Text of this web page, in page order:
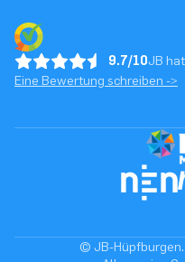
9.7/10JB
Eine Bewertung schreiben ->
© JB-